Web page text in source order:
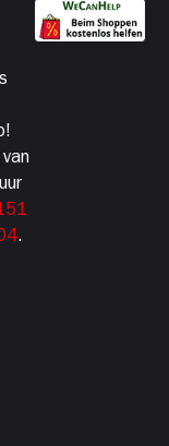
.